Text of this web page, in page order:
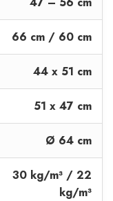
66 cm / 60 cm
44 x 51 cm
51 x 47 cm
Ø 64 cm
30 kg/m³ / 22
kg/m³